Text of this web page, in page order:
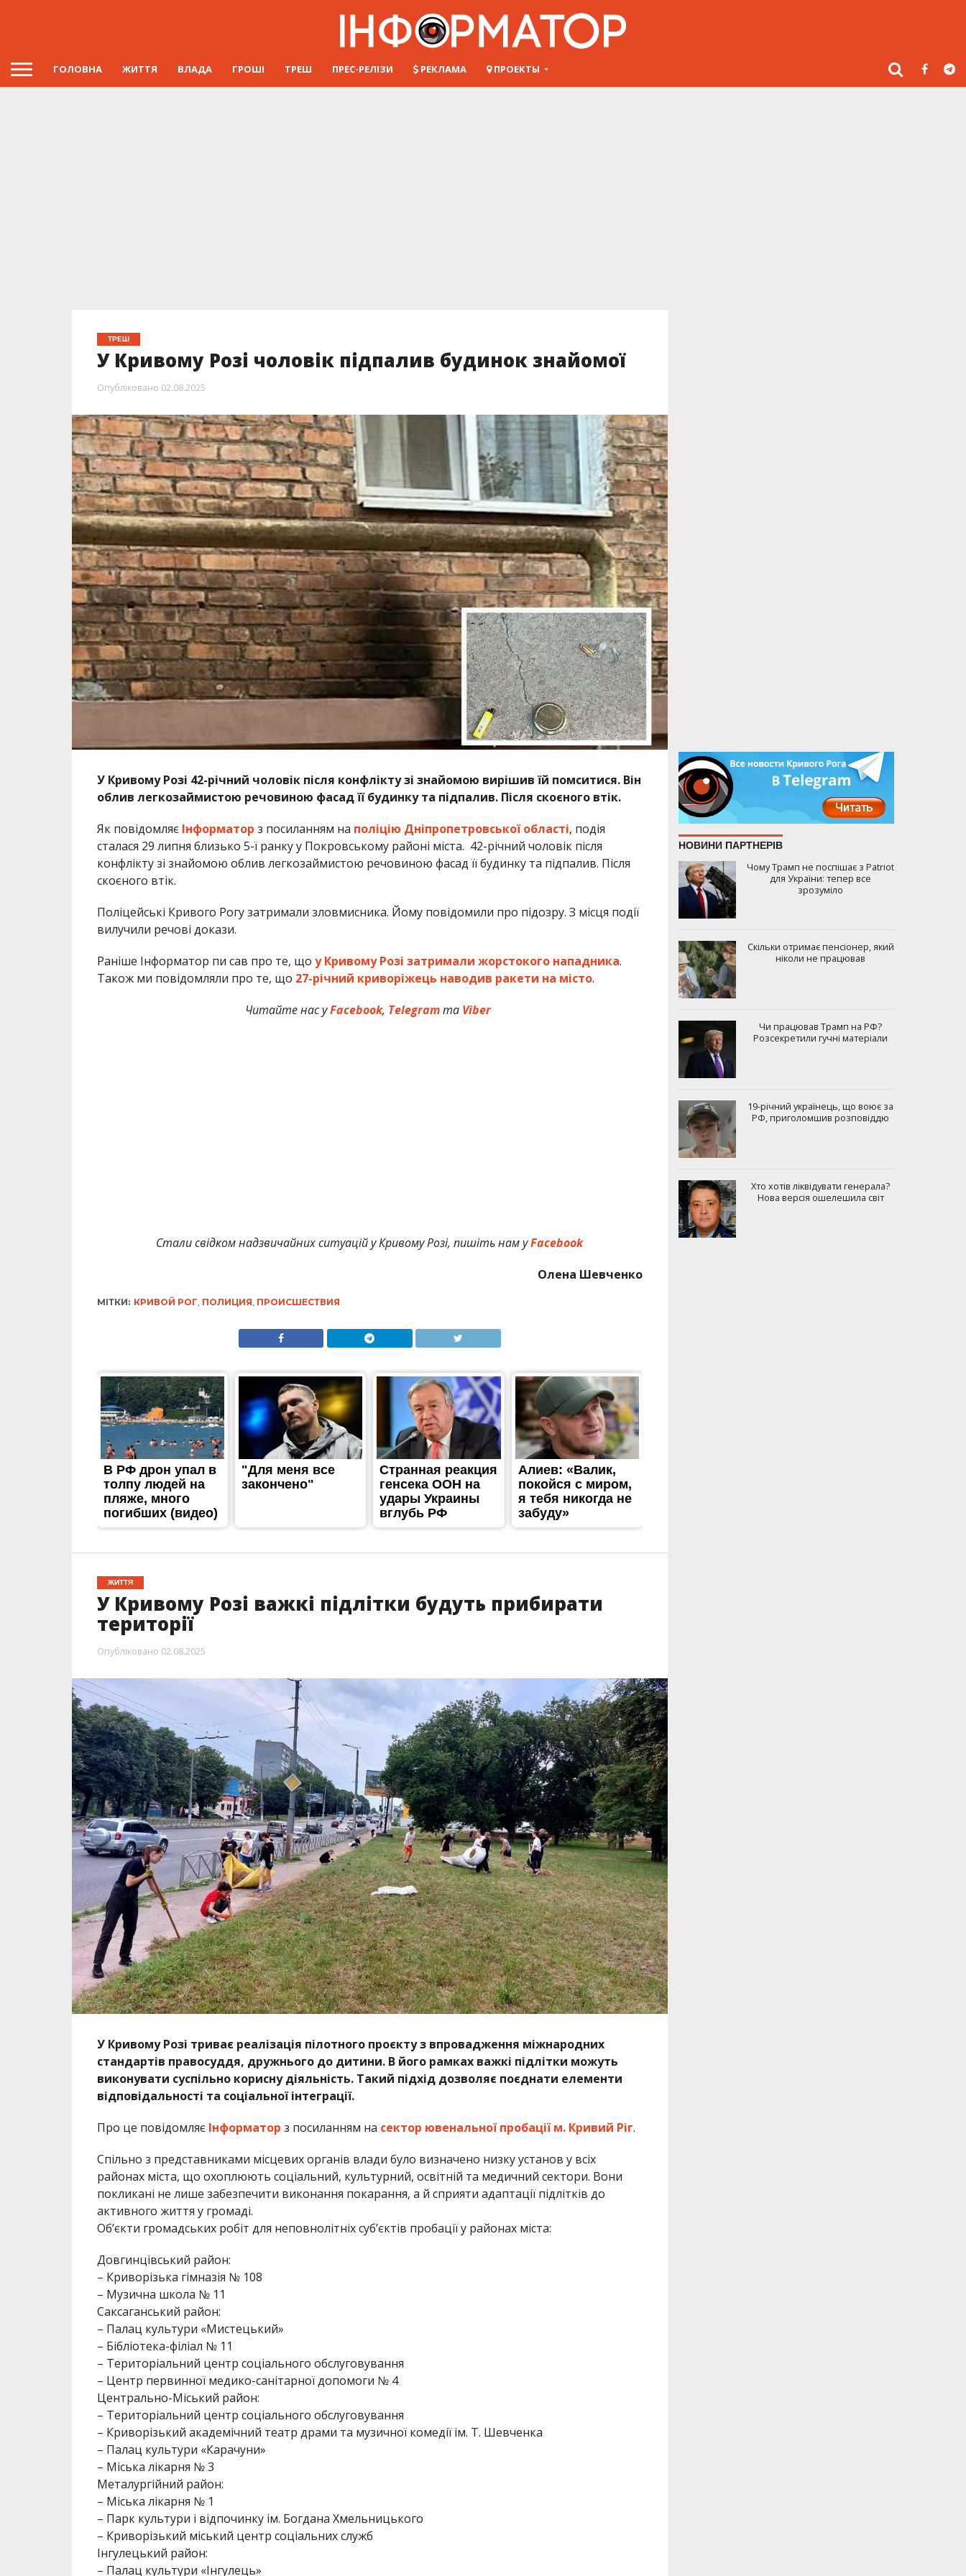
ГОЛОВНА ЖИТТЯ ВЛАДА ГРОШІ ТРЕШ ПРЕС-РЕЛІЗИ РЕКЛАМА ПРОЕКТЫ
ТРЕШ
У Кривому Розі чоловік підпалив будинок знайомої
Опубліковано 02.08.2025
У Кривому Розі 42-річний чоловік після конфлікту зі знайомою вирішив їй помситися. Він
облив легкозаймистою речовиною фасад її будинку та підпалив. Після скоєного втік.
Як повідомляє Інформатор з посиланням на поліцію Дніпропетровської області, подія
сталася 29 липня близько 5-ї ранку у Покровському районі міста. 42-річний чоловік після
конфлікту зі знайомою облив легкозаймистою речовиною фасад її будинку та підпалив. Після
скоєного втік.
Поліцейські Кривого Рогу затримали зловмисника. Йому повідомили про підозру. З місця події
вилучили речові докази.
Раніше Інформатор пи сав про те, що у Кривому Розі затримали жорстокого нападника.
Також ми повідомляли про те, що 27-річний криворіжець наводив ракети на місто.
Читайте нас уFacebook, Telegramта Viber
Стали свідком надзвичайних ситуацій у Кривому Розі, пишіть нам уFacebook
Олена Шевченко
МІТКИ: КРИВОЙ РОГ, ПОЛИЦИЯ, ПРОИСШЕСТВИЯ
ЖИТТЯ
У Кривому Розі важкі підлітки будуть прибирати
території
Опубліковано 02.08.2025
У Кривому Розі триває реалізація пілотного проєкту з впровадження міжнародних
стандартів правосуддя, дружнього до дитини. В його рамках важкі підлітки можуть
виконувати суспільно корисну діяльність. Такий підхід дозволяє поєднати елементи
відповідальності та соціальної інтеграції.
Про це повідомляє Інформатор з посиланням на сектор ювенальної пробації м. Кривий Ріг.
Спільно з представниками місцевих органів влади було визначено низку установ у всіх
районах міста, що охоплюють соціальний, культурний, освітній та медичний сектори. Вони
покликані не лише забезпечити виконання покарання, а й сприяти адаптації підлітків до
активного життя у громаді.
Об’єкти громадських робіт для неповнолітніх суб’єктів пробації у районах міста:
Довгинцівський район:
– Криворізька гімназія № 108
– Музична школа № 11
Саксаганський район:
– Палац культури «Мистецький»
– Бібліотека-філіал № 11
– Територіальний центр соціального обслуговування
– Центр первинної медико-санітарної допомоги № 4
Центрально-Міський район:
– Територіальний центр соціального обслуговування
– Криворізький академічний театр драми та музичної комедії ім. Т. Шевченка
– Палац культури «Карачуни»
– Міська лікарня № 3
Металургійний район:
– Міська лікарня № 1
– Парк культури і відпочинку ім. Богдана Хмельницького
– Криворізький міський центр соціальних служб
Інгулецький район:
– Палац культури «Інгулець»